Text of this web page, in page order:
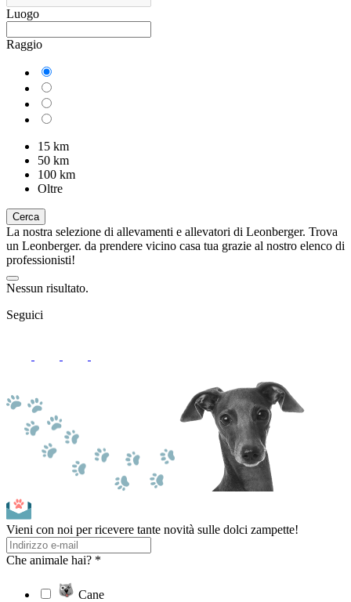
Luogo
Raggio
15 km
50 km
100 km
Oltre
Cerca
La nostra selezione di allevamenti e allevatori di Leonberger. Trova
un Leonberger. da prendere vicino casa tua grazie al nostro elenco di
professionisti!
Nessun risultato.
Seguici
Vieni con noi per ricevere tante novità sulle dolci zampette!
Che animale hai? *
Cane